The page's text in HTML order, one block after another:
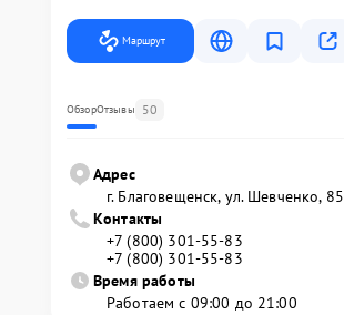
Маршрут
ОбзорОтзывы 50
Адрес
г. Благовещенск, ул. Шевченко, 85
Контакты
+7 (800) 301-55-83
+7 (800) 301-55-83
Время работы
Работаем с 09:00 до 21:00